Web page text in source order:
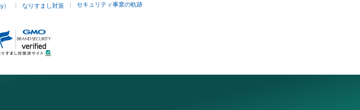
なりすまし対策 セキュリティ事業の軌跡